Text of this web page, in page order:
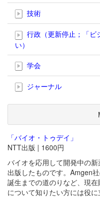
技術
行政（更新停止；「ビ
い）
学会
ジャーナル
「バイオ・トゥデイ」
NTT出版 | 1600円
バイオを応用して開発中の
出版したものです。Amgen
誕生までの道のりなど、現
について知りたい方には役に